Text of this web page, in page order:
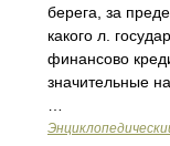
берега, за
какого л.
финансово
значительные